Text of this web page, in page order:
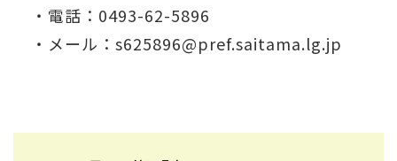
・電話：0493-62-5896
・メール：s625896@pref.saitama.lg.jp